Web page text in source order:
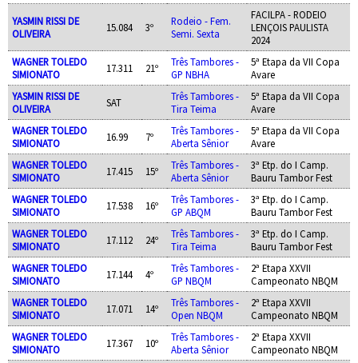
YASMIN RISSI DE
OLIVEIRA
15.084 3º
Rodeio - Fem.
Semi. Sexta
FACILPA - RODEIO
LENÇOIS PAULISTA
2024
WAGNER TOLEDO
SIMIONATO
17.311 21º
Três Tambores -
GP NBHA
5ª Etapa da VII Copa
Avare
YASMIN RISSI DE
OLIVEIRA
SAT
Três Tambores -
Tira Teima
5ª Etapa da VII Copa
Avare
WAGNER TOLEDO
SIMIONATO
16.99 7º
Três Tambores -
Aberta Sênior
5ª Etapa da VII Copa
Avare
WAGNER TOLEDO
SIMIONATO
17.415 15º
Três Tambores -
Aberta Sênior
3ª Etp. do I Camp.
Bauru Tambor Fest
WAGNER TOLEDO
SIMIONATO
17.538 16º
Três Tambores -
GP ABQM
3ª Etp. do I Camp.
Bauru Tambor Fest
WAGNER TOLEDO
SIMIONATO
17.112 24º
Três Tambores -
Tira Teima
3ª Etp. do I Camp.
Bauru Tambor Fest
WAGNER TOLEDO
SIMIONATO
17.144 4º
Três Tambores -
GP NBQM
2ª Etapa XXVII
Campeonato NBQM
WAGNER TOLEDO
SIMIONATO
17.071 14º
Três Tambores -
Open NBQM
2ª Etapa XXVII
Campeonato NBQM
WAGNER TOLEDO
SIMIONATO
17.367 10º
Três Tambores -
Aberta Sênior
2ª Etapa XXVII
Campeonato NBQM